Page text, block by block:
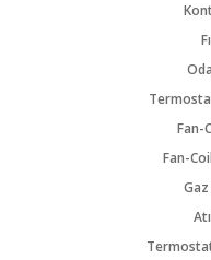
Fan-
Fan-